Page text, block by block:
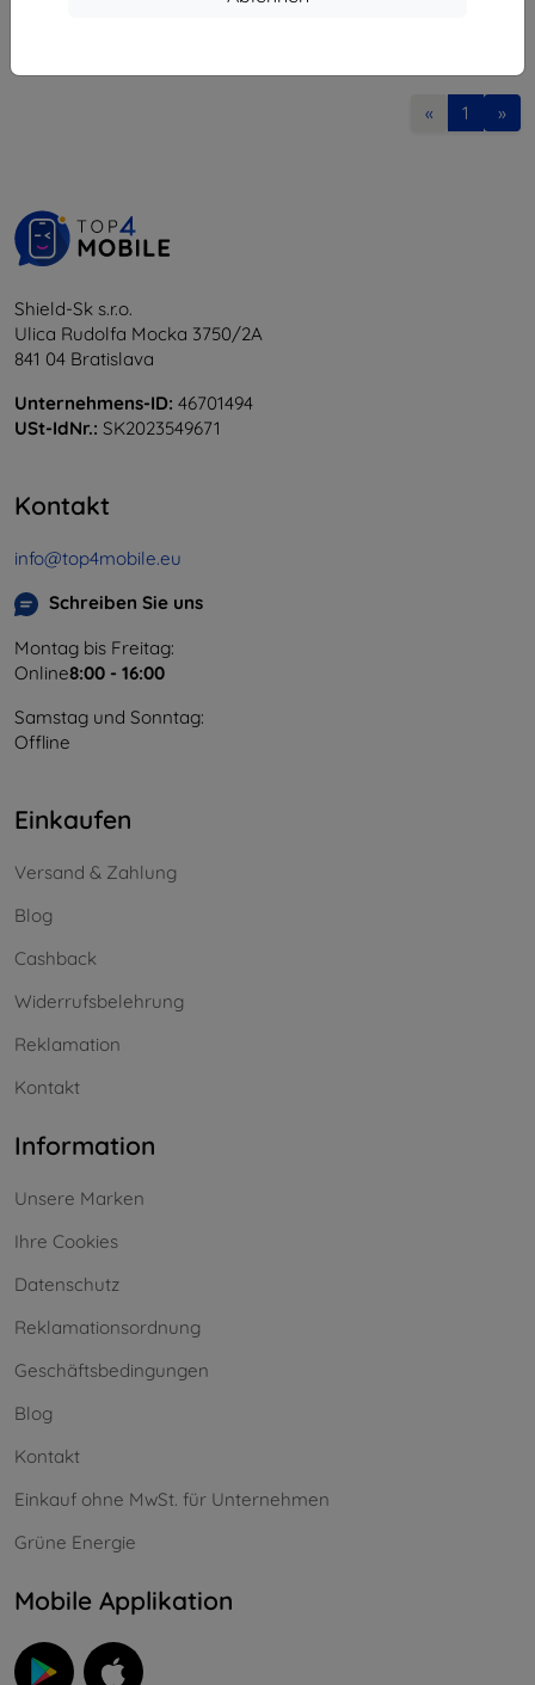
« 1 »
Shield-Sk s.r.o.
Ulica Rudolfa Mocka 3750/2A
841 04 Bratislava
Unternehmens-ID: 46701494
USt-IdNr.: SK2023549671
Kontakt
info@top4mobile.eu
Schreiben Sie uns
Montag bis Freitag:
Online8:00 - 16:00
Samstag und Sonntag:
Offline
Einkaufen
Versand & Zahlung
Blog
Cashback
Widerrufsbelehrung
Reklamation
Kontakt
Information
Unsere Marken
Ihre Cookies
Datenschutz
Reklamationsordnung
Geschäftsbedingungen
Blog
Kontakt
Einkauf ohne MwSt. für Unternehmen
Grüne Energie
Mobile Applikation